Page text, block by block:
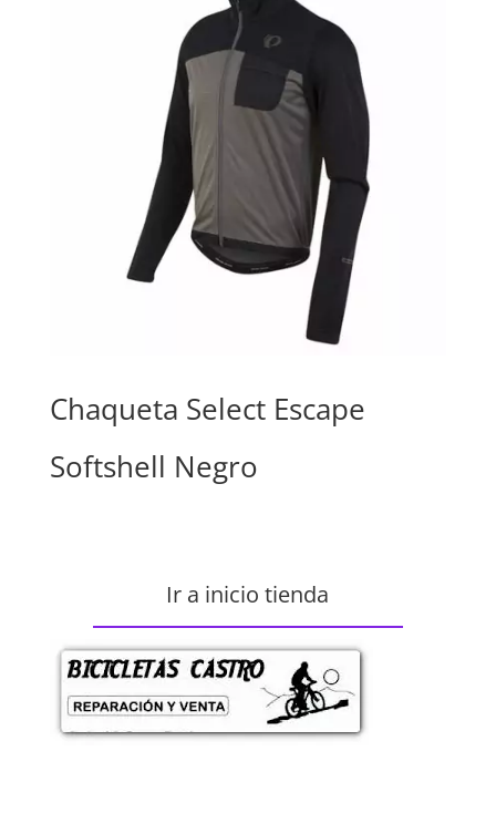
Chaqueta Select Escape
Softshell Negro
Ir a inicio tienda